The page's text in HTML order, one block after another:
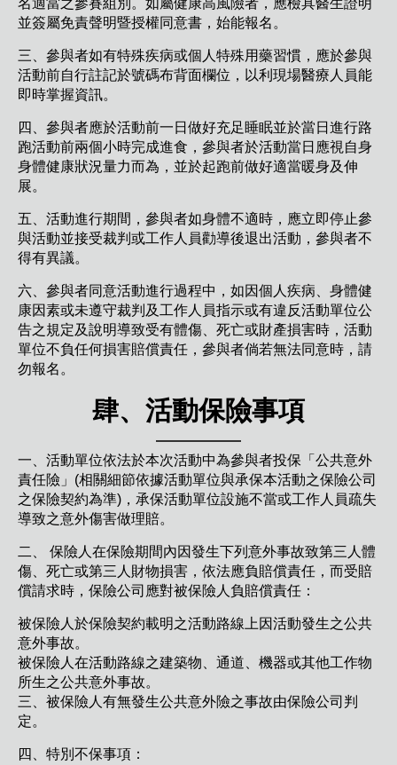
並簽屬免責聲明暨授權同意書，始能報名。
三、參與者如有特殊疾病或個人特殊用藥習慣，應於參與
活動前自行註記於號碼布背面欄位，以利現場醫療人員能
即時掌握資訊。
四、參與者應於活動前一日做好充足睡眠並於當日進行路
跑活動前兩個小時完成進食，參與者於活動當日應視自身
身體健康狀況量力而為，並於起跑前做好適當暖身及伸
展。
五、活動進行期間，參與者如身體不適時，應立即停止參
與活動並接受裁判或工作人員勸導後退出活動，參與者不
得有異議。
六、參與者同意活動進行過程中，如因個人疾病、身體健
康因素或未遵守裁判及工作人員指示或有違反活動單位公
告之規定及說明導致受有體傷、死亡或財產損害時，活動
單位不負任何損害賠償責任，參與者倘若無法同意時，請
勿報名。
肆、活動保險事項
一、活動單位依法於本次活動中為參與者投保「公共意外
責任險」(相關細節依據活動單位與承保本活動之保險公司
之保險契約為準)，承保活動單位設施不當或工作人員疏失
導致之意外傷害做理賠。
二、 保險人在保險期間內因發生下列意外事故致第三人體
傷、死亡或第三人財物損害，依法應負賠償責任，而受賠
償請求時，保險公司應對被保險人負賠償責任：
被保險人於保險契約載明之活動路線上因活動發生之公共
意外事故。
被保險人在活動路線之建築物、通道、機器或其他工作物
所生之公共意外事故。
三、被保險人有無發生公共意外險之事故由保險公司判
定。
四、特別不保事項：